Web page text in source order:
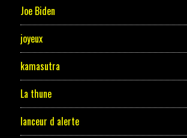
Joe Biden
joyeux
kamasutra
La thune
lanceur d alerte